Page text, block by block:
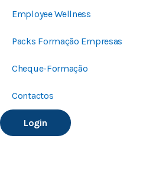
Employee Wellness
Packs Formação Empresas
Cheque-Formação
Contactos
Login